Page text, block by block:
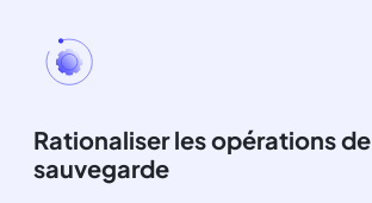
Rationaliser les opérations de
sauvegarde